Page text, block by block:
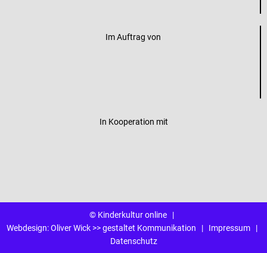
Im Auftrag von
In Kooperation mit
© Kinderkultur online |
Webdesign:Oliver Wick >> gestaltet Kommunikation | Impressum|
Datenschutz